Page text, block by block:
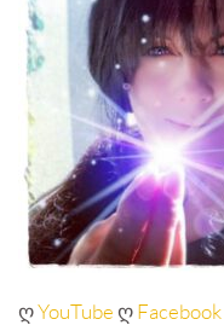
ღYouTubeღFacebook